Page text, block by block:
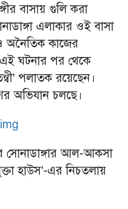
বাসায় গুলি করা
এলাকার ওই বাসা
অনৈতিক কাজের
ঘটনার পর থেকে
পলাতক রয়েছেন।
অভিযান চলছে।
সোনাডাঙ্গার আল-আকসা
হাউস’-এর নিচতলায়